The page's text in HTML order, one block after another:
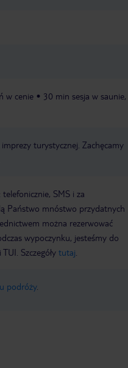
w cenie
30 min sesja w saunie,
turystycznej. Zachęcamy
SMS i za
Państwo mnóstwo przydatnych
można rezerwować
wypoczynku, jesteśmy do
Szczegóły tutaj
podróży.